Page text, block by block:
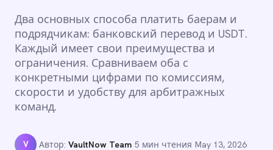
Два основных способа платить баерам и
подрядчикам: банковский перевод и USDT.
Каждый имеет свои преимущества и
ограничения. Сравниваем оба с
конкретными цифрами по комиссиям,
скорости и удобству для арбитражных
команд.
V Автор: VaultNow Team 5 мин чтения May 13, 2026